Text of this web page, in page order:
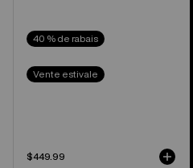
40 % de rabais
Vente estivale
$449.99